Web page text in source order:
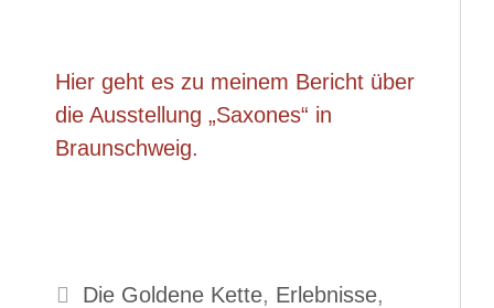
Hier geht es zu meinem Bericht über
die Ausstellung „Saxones“ in
Braunschweig.
Kategorien
Die Goldene Kette, Erlebnisse,